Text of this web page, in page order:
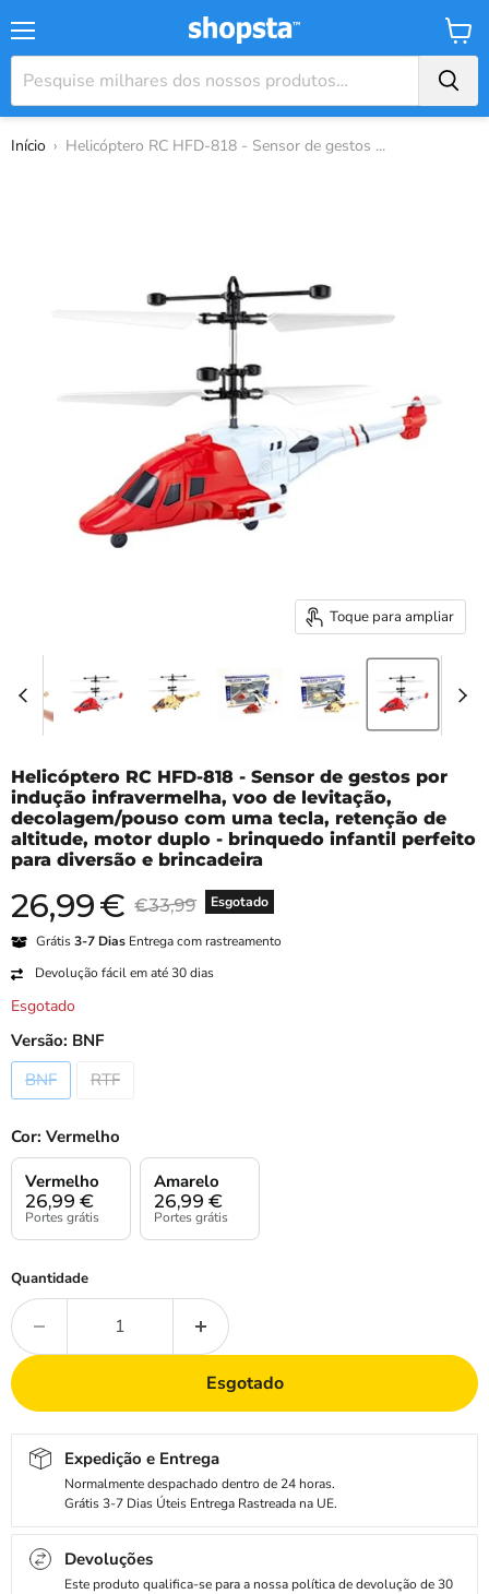
Início › Helicóptero RC HFD-818 - Sensor de gestos ...
Toque para ampliar
Helicóptero RC HFD-818 - Sensor de gestos por
indução infravermelha, voo de levitação,
decolagem/pouso com uma tecla, retenção de
altitude, motor duplo - brinquedo infantil perfeito
para diversão e brincadeira
Esgotado
Preço atual
26,99€ Preço original
€33,99
Grátis3-7 Dias Entrega com rastreamento
Devolução fácil em até 30 dias
Esgotado
Versão: BNF
BNF
RTF
Cor: Vermelho
26,99 €
Vermelho
Portes grátis
26,99 €
Amarelo
Portes grátis
Quantidade
Esgotado
Expedição e Entrega
Normalmente despachado dentro de 24 horas.
Grátis 3-7 Dias Úteis Entrega Rastreada na UE.
Devoluções
Este produto qualifica-se para a nossa política de devolução de 30